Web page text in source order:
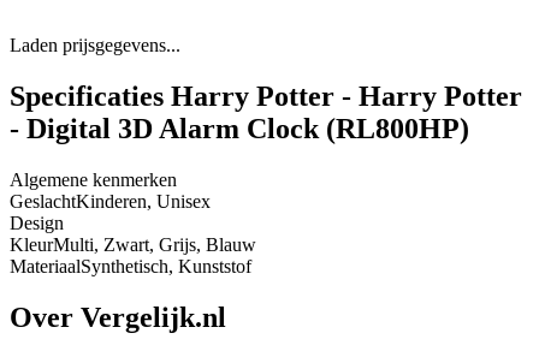
Laden prijsgegevens...
Specificaties Harry Potter - Harry Potter
- Digital 3D Alarm Clock (RL800HP)
Algemene kenmerken
GeslachtKinderen, Unisex
Design
KleurMulti, Zwart, Grijs, Blauw
MateriaalSynthetisch, Kunststof
Over Vergelijk.nl